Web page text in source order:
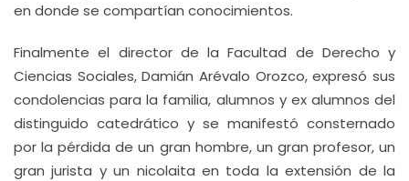
en donde se compartían conocimientos.
Finalmente el director de la Facultad de Derecho y
Ciencias Sociales, Damián Arévalo Orozco, expresó sus
condolencias para la familia, alumnos y ex alumnos del
distinguido catedrático y se manifestó consternado
por la pérdida de un gran hombre, un gran profesor, un
gran jurista y un nicolaita en toda la extensión de la